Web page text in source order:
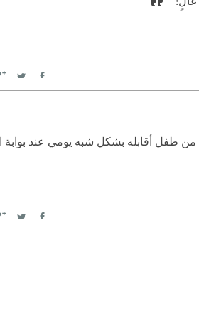
Facebook
طفل أقابله بشكل شبه يومي عند بوابة
Facebook